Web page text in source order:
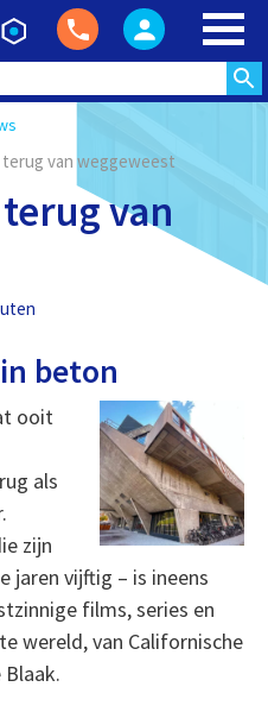
van weggeweest
van
beton
ooit
als
zijn
jaren vijftig – is ineens
films, series en
wereld, van Californische